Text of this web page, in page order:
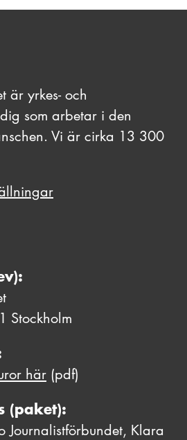
är yrkes- och
som arbetar i den
Vi är cirka 13 300
Stockholm
här (pdf)
(paket):
Journalistförbundet, Klara